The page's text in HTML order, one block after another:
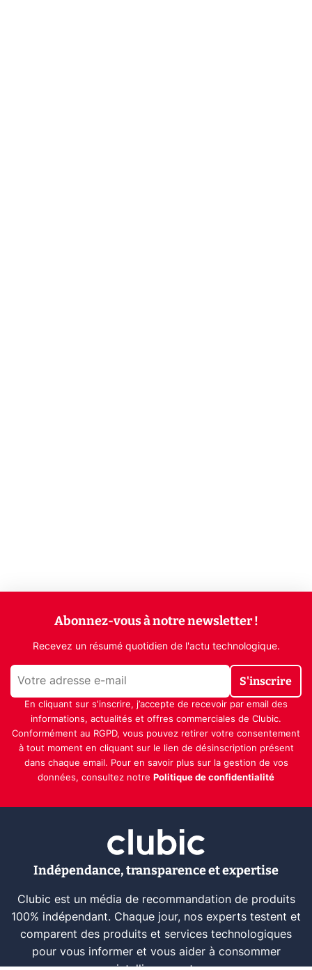
Abonnez-vous à notre newsletter !
Recevez un résumé quotidien de l'actu technologique.
S'inscrire
En cliquant sur s'inscrire, j’accepte de recevoir par email des
informations, actualités et offres commerciales de Clubic.
Conformément au RGPD, vous pouvez retirer votre consentement
à tout moment en cliquant sur le lien de désinscription présent
dans chaque email. Pour en savoir plus sur la gestion de vos
données, consultez notre Politique de confidentialité
Indépendance, transparence et expertise
Clubic est un média de recommandation de produits
100% indépendant. Chaque jour, nos experts testent et
comparent des produits et services technologiques
pour vous informer et vous aider à consommer